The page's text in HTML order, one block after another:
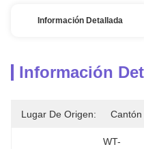
Información Detallada
Información
Lugar De Origen: Cantón
WT-